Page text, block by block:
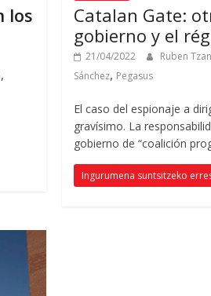
los
,
Catalan Gate:
gobierno y el
21/04/2022 Ruben
Sánchez, Pegasus
El caso del espionaje a
gravísimo. La
gobierno de “coalición
Ingurumena suntsitzeko